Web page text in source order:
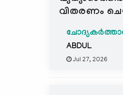
വിതരണം
ABDUL
Jul 27, 2026